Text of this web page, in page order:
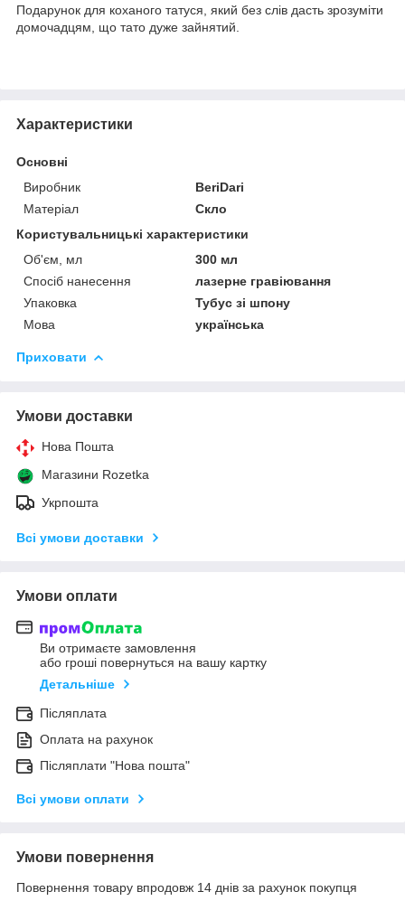
Подарунок для коханого татуся, який без слів дасть зрозуміти
домочадцям, що тато дуже зайнятий.
Характеристики
Основні
Виробник
BeriDari
Матеріал
Скло
Користувальницькі характеристики
Об'єм, мл
300 мл
Спосіб нанесення
лазерне гравіювання
Упаковка
Тубус зі шпону
Мова
українська
Приховати
Умови доставки
Нова Пошта
Магазини Rozetka
Укрпошта
Всі умови доставки
Умови оплати
Ви отримаєте замовлення
або гроші повернуться на вашу картку
Детальніше
Післяплата
Оплата на рахунок
Післяплати "Нова пошта"
Всі умови оплати
Умови повернення
Повернення товару впродовж 14 днів за рахунок покупця